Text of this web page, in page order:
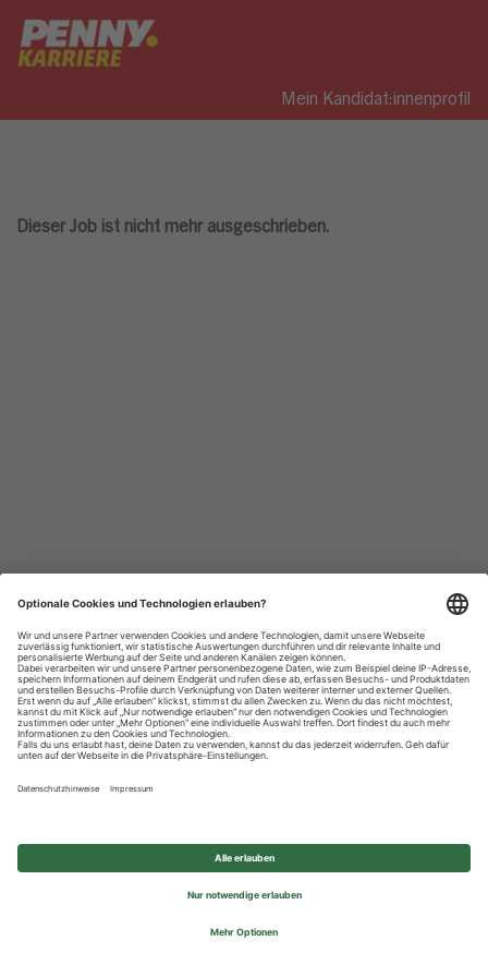
Mein Kandidat:innenprofil
Dieser Job ist nicht mehr ausgeschrieben.
Datenschutzhinweise
Impressum
Privatsphäre-Einstellungen
© 2026 REWE Group - All rights reserved